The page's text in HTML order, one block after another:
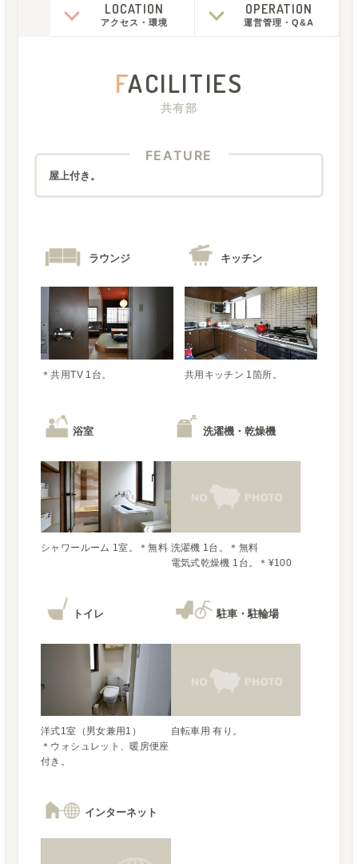
LOCATION
アクセス ・環境
OPERATION
運営管理 ・Q&A
FACILITIES
共有部
FEATURE
屋上付き。
ラウンジ
＊共用TV 1台。
キッチン
共用キッチン 1箇所。
浴室 洗濯機・乾燥機
洗濯機 1台。＊無料
電気式乾燥機 1台。＊¥100
トイレ
洋式1室（男女兼用1）
＊ウォシュレット、暖房便座
付き。
駐車・駐輪場
自転車用 有り。
インターネット